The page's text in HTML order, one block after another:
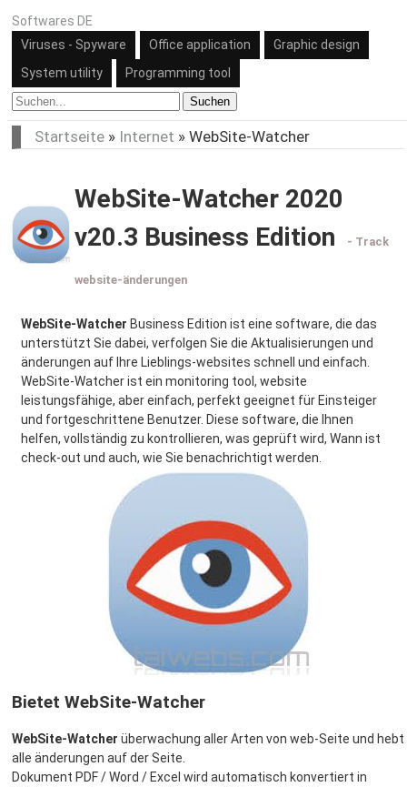
Softwares DE
Viruses - Spyware
Office application
Graphic design
System utility
Programming tool
Suchen
Startseite » Internet » WebSite-Watcher
WebSite-Watcher 2020
v20.3 Business Edition
- Track
website-änderungen
WebSite-Watcher Business Edition ist eine software, die das
unterstützt Sie dabei, verfolgen Sie die Aktualisierungen und
änderungen auf Ihre Lieblings-websites schnell und einfach.
WebSite-Watcher ist ein monitoring tool, website
leistungsfähige, aber einfach, perfekt geeignet für Einsteiger
und fortgeschrittene Benutzer. Diese software, die Ihnen
helfen, vollständig zu kontrollieren, was geprüft wird, Wann ist
check-out und auch, wie Sie benachrichtigt werden.
Bietet WebSite-Watcher
WebSite-Watcher überwachung aller Arten von web-Seite und hebt
alle änderungen auf der Seite.
Dokument PDF / Word / Excel wird automatisch konvertiert in